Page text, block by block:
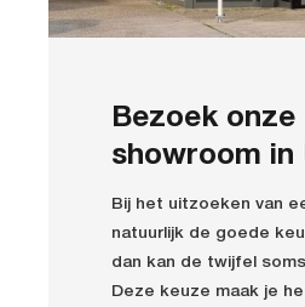
Bezoek onze
showroom in
Bij het uitzoeken van
natuurlijk de goede
dan kan de twijfel
Deze keuze maak je